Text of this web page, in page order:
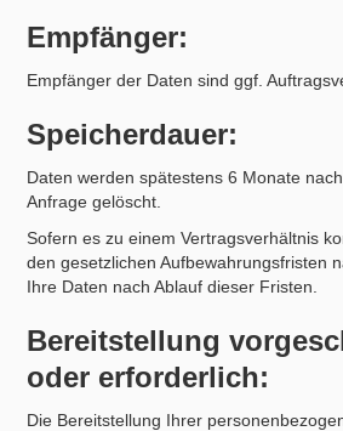
Empfänger:
Empfänger der Daten sind ggf.
Speicherdauer:
Daten werden spätestens 6 Monate
Anfrage gelöscht.
Sofern es zu einem Vertragsverhältnis
den gesetzlichen Aufbewahrungsfristen
Ihre Daten nach Ablauf dieser Fristen.
Bereitstellung
oder erforderlich:
Die Bereitstellung Ihrer